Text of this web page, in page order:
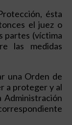
ésta
el juez o
partes (víctima
las medidas
una Orden de
a proteger y al
Administración